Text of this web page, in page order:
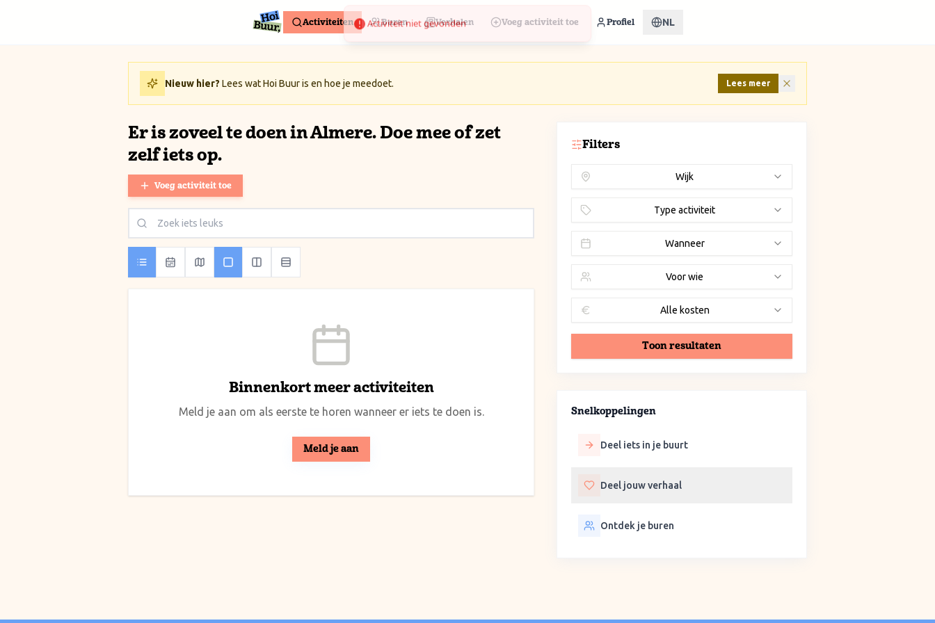
Activiteiten Buren Verhalen Voeg activiteit toe Profiel NL
Nieuw hier? Lees wat Hoi Buur is en hoe je meedoet. Lees meer
Er is zoveel te doen in Almere. Doe mee of zet
zelf iets op.
Voeg activiteit toe
Binnenkort meer activiteiten
Meld je aan om als eerste te horen wanneer er iets te doen is.
Meld je aan
Filters
Wijk
Type activiteit
Wanneer
Voor wie
Alle kosten
Toon resultaten
Snelkoppelingen
Deel iets in je buurt
Deel jouw verhaal
Ontdek je buren